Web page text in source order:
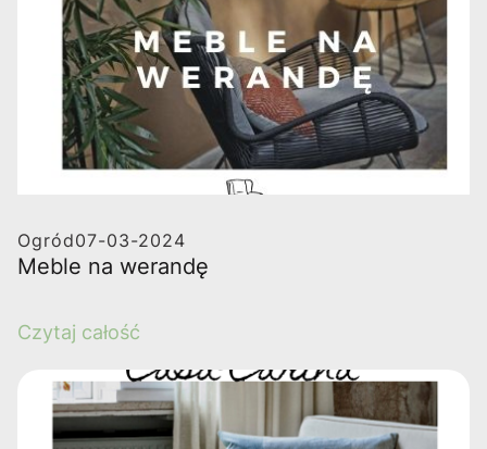
Ogród07-03-2024
Meble na werandę
Czytaj całość